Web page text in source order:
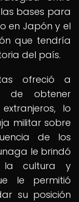
bases para
en Japón y el
que tendría
del país.
ofreció a
de obtener
lo
militar sobre
de los
le brindó
la cultura y
le permitió
su posición